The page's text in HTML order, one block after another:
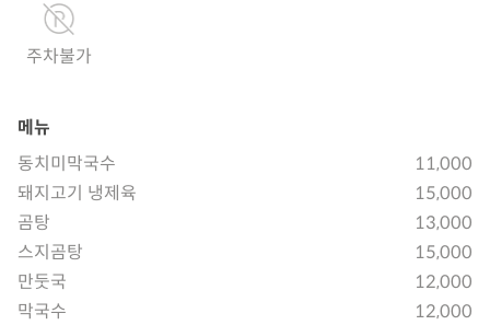
주차불가
메뉴
동치미막국수
11,000
돼지고기 냉제육
15,000
곰탕
13,000
스지곰탕
15,000
만둣국
12,000
막국수
12,000